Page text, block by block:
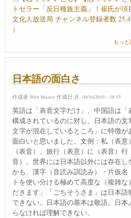
トセラー「反日種族主義」！崔氏が項
文化人放送局 チャンネル登録者数
）
反日
もっ
日本語の面白さ
作成者:Web Master 作成日:月, 09/16/2019 - 18:55
英語は「表音文字だけ」、中国語は
構成されているのに対し、日本語の
文字が混在しているところ」に特徴
面白いと思いました。文例：私（表
（表音）、旅行（表意）に（表音）
音）。世界には日本語以外には存在し
かも、漢字（音読み訓読み）・片仮名
トを使い分ける極めて高度な（複雑
だきます」「ごちそうさま」は日本語
できない。日本語の基本は敬語。日
らなければ理解できない。